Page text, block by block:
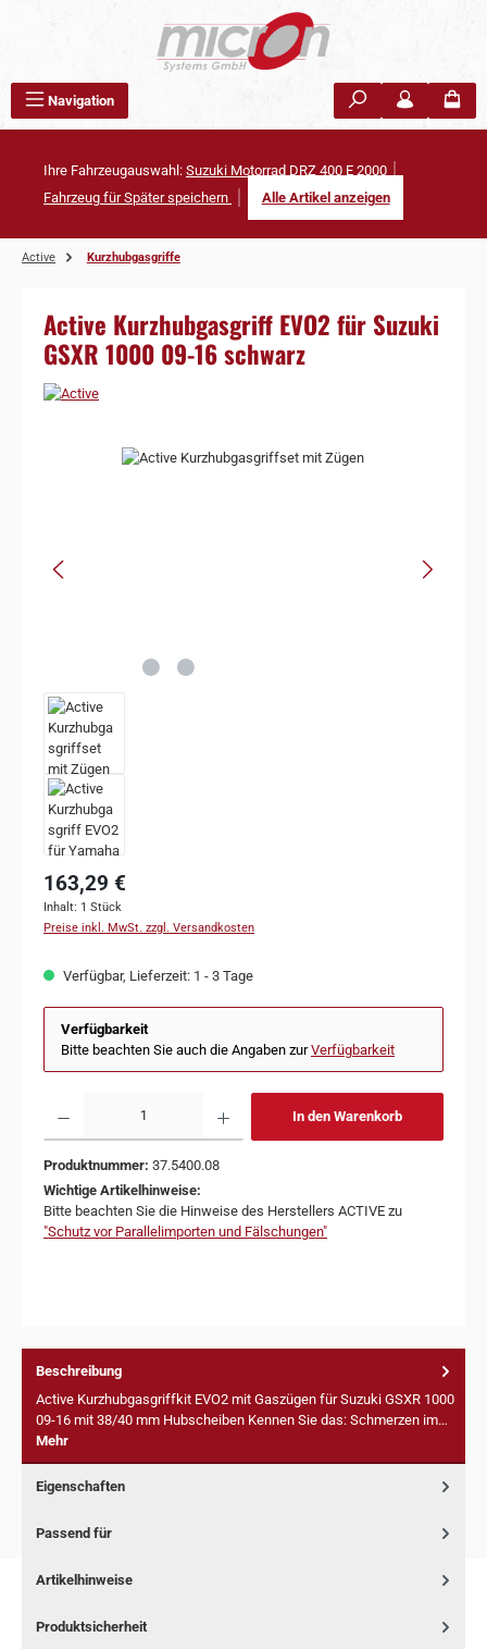
Navigation
Ihre Fahrzeugauswahl: Suzuki Motorrad DRZ 400 E 2000
Fahrzeug für Später speichern
Alle Artikel anzeigen
Active Kurzhubgasgriffe
Active Kurzhubgasgriff EVO2 für Suzuki
GSXR 1000 09-16 schwarz
Bildergalerie überspringen
163,29 €
Inhalt: 1 Stück
Preise inkl. MwSt. zzgl. Versandkosten
Verfügbar, Lieferzeit: 1 - 3 Tage
Verfügbarkeit
Bitte beachten Sie auch die Angaben zurVerfügbarkeit
In den Warenkorb
Produktnummer: 37.5400.08
Wichtige Artikelhinweise:
Bitte beachten Sie die Hinweise des Herstellers ACTIVE zu
"Schutz vor Parallelimporten und Fälschungen"
Beschreibung
Active Kurzhubgasgriffkit EVO2 mit Gaszügen für Suzuki GSXR 1000
09-16 mit 38/40 mm Hubscheiben Kennen Sie das: Schmerzen im…
Mehr
Eigenschaften
Passend für
Artikelhinweise
Produktsicherheit